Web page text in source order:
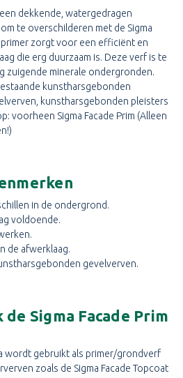
dekkende, watergedragen
te overschilderen met de Sigma
primer zorgt voor een efficiënt en
die erg duurzaam is. Deze verf is te
zuigende minerale ondergronden.
kunstharsgebonden
kunstharsgebonden pleisters
voorheen Sigma Facade Prim (Alleen
in de ondergrond.
voldoende.
de afwerklaag.
gevelverven.
Sigma Facade Prim
wordt gebruikt als primer/grondverf
zoals de Sigma Facade Topcoat